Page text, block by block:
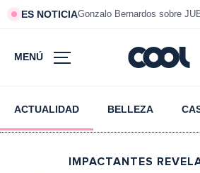
ES NOTICIAGonzalo Bernardos sobre
MENÚ
ACTUALIDAD BELLEZA
IMPACTANTES